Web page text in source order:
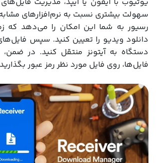
سهولت بیشتری نسبت به نرم‌افزارهای
رسیور به شما این امکان را می‌دهد که
دانلود ویدیو را تعیین کنید. سپس
دستگاه به آیتونز منتقل کنید. در ضمن،
فایل‌ها، روی فایل مورد نظر رمز عبور